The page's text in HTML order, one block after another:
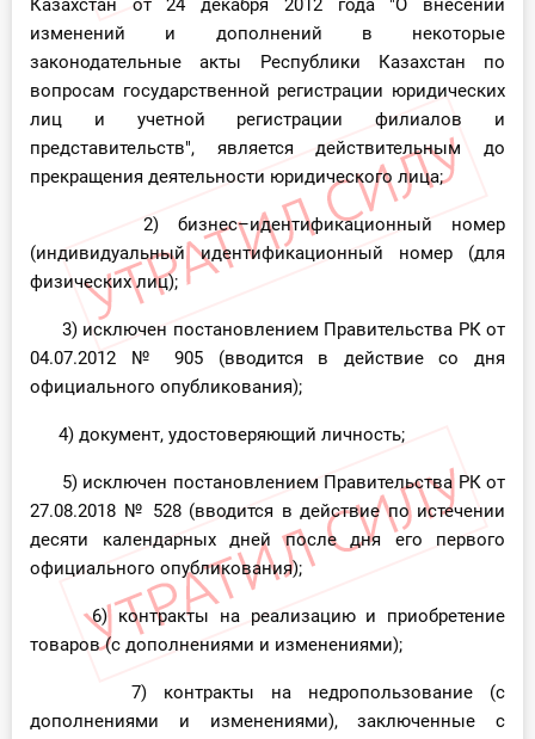
Казахстан от 24 декабря 2012 года "О внесении
изменений и дополнений в некоторые
законодательные акты Республики Казахстан по
вопросам государственной регистрации юридических
лиц и учетной регистрации филиалов и
представительств", является действительным до
прекращения деятельности юридического лица;
2) бизнес–идентификационный номер
(индивидуальный идентификационный номер (для
физических лиц);
3) исключен постановлением Правительства РК от
04.07.2012 № 905 (вводится в действие со дня
официального опубликования);
4) документ, удостоверяющий личность;
5) исключен постановлением Правительства РК от
27.08.2018 № 528(вводится в действие по истечении
десяти календарных дней после дня его первого
официального опубликования);
6) контракты на реализацию и приобретение
товаров (с дополнениями и изменениями);
7) контракты на недропользование (с
дополнениями и изменениями), заключенные с